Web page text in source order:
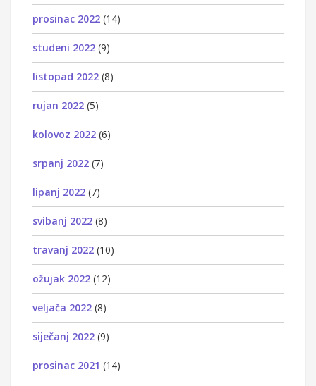
prosinac 2022 (14)
studeni 2022 (9)
listopad 2022 (8)
rujan 2022 (5)
kolovoz 2022 (6)
srpanj 2022 (7)
lipanj 2022 (7)
svibanj 2022 (8)
travanj 2022 (10)
ožujak 2022 (12)
veljača 2022 (8)
siječanj 2022 (9)
prosinac 2021 (14)